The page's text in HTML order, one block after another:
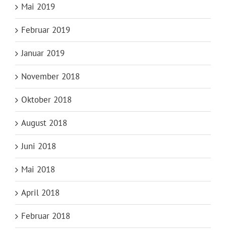
Mai 2019
Februar 2019
Januar 2019
November 2018
Oktober 2018
August 2018
Juni 2018
Mai 2018
April 2018
Februar 2018